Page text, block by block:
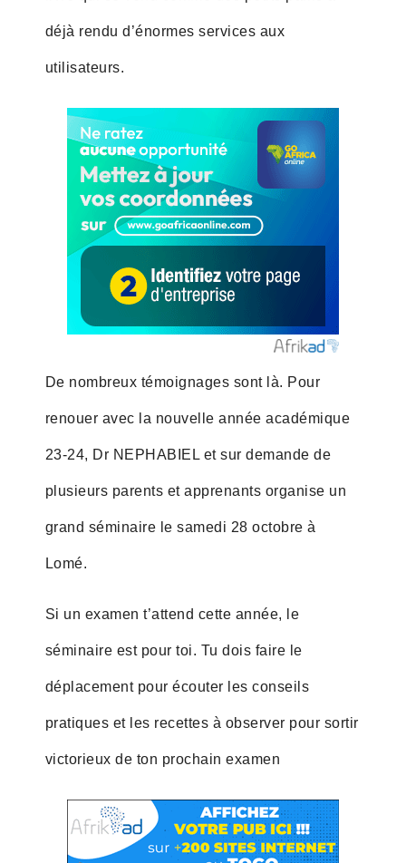
déjà rendu d’énormes services aux
utilisateurs.
De nombreux témoignages sont là. Pour
renouer avec la nouvelle année académique
23-24, Dr NEPHABIEL et sur demande de
plusieurs parents et apprenants organise un
grand séminaire le samedi 28 octobre à
Lomé.
Si un examen t’attend cette année, le
séminaire est pour toi. Tu dois faire le
déplacement pour écouter les conseils
pratiques et les recettes à observer pour sortir
victorieux de ton prochain examen